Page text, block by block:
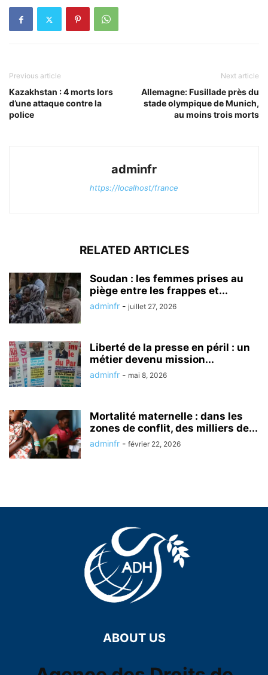
Previous article
Kazakhstan : 4 morts lors
d’une attaque contre la
police
Next article
Allemagne: Fusillade près du
stade olympique de Munich,
au moins trois morts
adminfr
https://localhost/france
RELATED ARTICLES
Soudan : les femmes prises au
piège entre les frappes et...
adminfr - juillet 27, 2026
Liberté de la presse en péril : un
métier devenu mission...
adminfr - mai 8, 2026
Mortalité maternelle : dans les
zones de conflit, des milliers de...
adminfr - février 22, 2026
ABOUT US